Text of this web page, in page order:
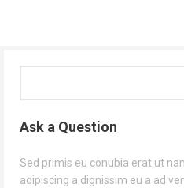
Ask a Question
Sed primis eu conubia erat ut
adipiscing a dignissim eu a ad